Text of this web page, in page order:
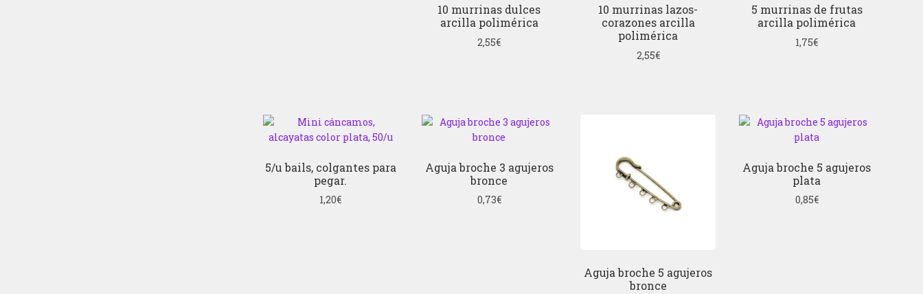
10 murrinas dulces
arcilla polimérica
2,55€
10 murrinas lazos-
corazones arcilla
polimérica
2,55€
5 murrinas de frutas
arcilla polimérica
1,75€
5/u bails, colgantes para
pegar.
1,20€
Aguja broche 3 agujeros
bronce
0,73€
Aguja broche 5 agujeros
bronce
Aguja broche 5 agujeros
plata
0,85€